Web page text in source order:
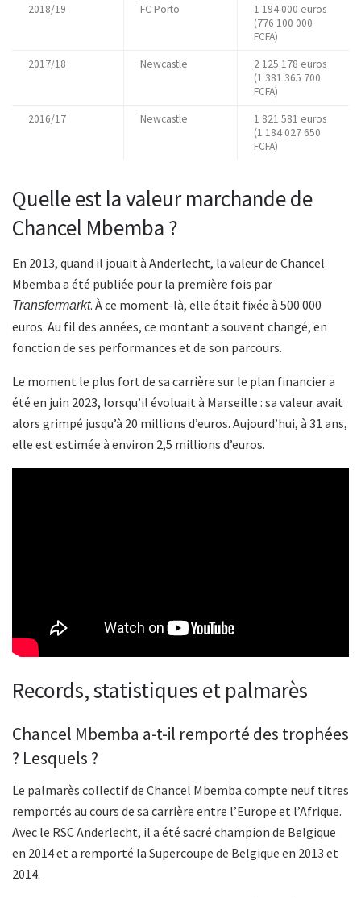
2018/19 FC Porto
1 194 000 euros
(776 100 000
FCFA)
2017/18
Newcastle
2 125 178 euros
(1 381 365 700
FCFA)
2016/17
Newcastle
1 821 581 euros
(1 184 027 650
FCFA)
Quelle est la valeur marchande de
Chancel Mbemba ?
En 2013, quand il jouait à Anderlecht, la valeur de Chancel
Mbemba a été publiée pour la première fois par
Transfermarkt. À ce moment-là, elle était fixée à 500 000
euros. Au fil des années, ce montant a souvent changé, en
fonction de ses performances et de son parcours.
Le moment le plus fort de sa carrière sur le plan financier a
été en juin 2023, lorsqu’il évoluait à Marseille : sa valeur avait
alors grimpé jusqu’à 20 millions d’euros. Aujourd’hui, à 31 ans,
elle est estimée à environ 2,5 millions d’euros.
Records, statistiques et palmarès
Chancel Mbemba a-t-il remporté des trophées
? Lesquels ?
Le palmarès collectif de Chancel Mbemba compte neuf titres
remportés au cours de sa carrière entre l’Europe et l’Afrique.
Avec le RSC Anderlecht, il a été sacré champion de Belgique
en 2014 et a remporté la Supercoupe de Belgique en 2013 et
2014.